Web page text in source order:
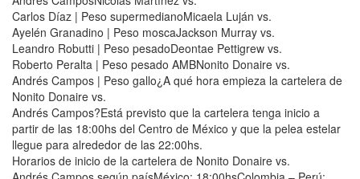
Carlos Díaz | Peso supermedianoMicaela Luján vs.
Ayelén Granadino | Peso moscaJackson Murray vs.
Leandro Robutti | Peso pesadoDeontae Pettigrew vs.
Roberto Peralta | Peso pesado AMBNonito Donaire vs.
Andrés Campos | Peso gallo¿A qué hora empieza la cartelera de
Nonito Donaire vs.
Andrés Campos?Está previsto que la cartelera tenga inicio a
partir de las 18:00hs del Centro de México y que la pelea estelar
llegue para alrededor de las 22:00hs.
Horarios de inicio de la cartelera de Nonito Donaire vs.